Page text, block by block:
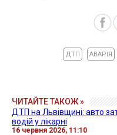
ДТП АВАРІЯ
ЧИТАЙТЕ ТАКОЖ »
ДТП на Львівщині: авто
водій у лікарні
16 червня 2026, 11:10